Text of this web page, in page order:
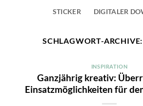
STICKER DIGITALER
SCHLAGWORT-
INSPIRATION
Ganzjährig kreativ:
Einsatzmöglichkeiten für